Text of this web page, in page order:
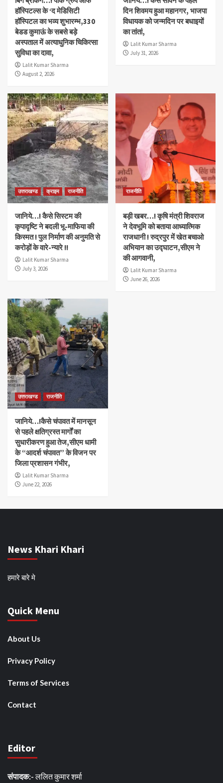
हॉस्पिटल्स के ‘द मेडिसिटी
हॉस्पिटल का भव्य शुभारम्भ,330
बेडड कुमाऊं के सबसे बड़े
अस्पताल में अत्याधुनिक चिकित्सा
सुविधा का दावा,
Lalit Kumar Sharma
August 2, 2026
दिन शिवमय हुआ महानगर, भाजपा
विधायक को जन्मदिन पर बधाइयों
का तांतां,
Lalit Kumar Sharma
July 31, 2026
उत्तराखण्ड क्राइम राजनीति
जानिये…! कैसे सिस्टम की
कृपादृष्टि ने बदली भू-माफिया की
किस्मत ! पुल निर्माण की अनुमति से
करोड़ों के वारे-न्यारे !!
Lalit Kumar Sharma
July 3, 2026
राजनीति
बड़ी खबर…! कृषि मंत्री शिवराज
ने देवभूमि को बताया आध्यात्मिक
राजधानी ! रुद्रपुर में खेत बचाओ
अभियान का उद्घाटन,सीएम ने
की आगवानी,
Lalit Kumar Sharma
June 26, 2026
उत्तराखण्ड राजनीति
जानिये…!कैसे चंपावत में मानसून
से पहले क्षतिग्रस्त मार्गों का
सुधारीकरण हुआ तेज,सीएम धामी
के “आदर्श चंपावत” के विजन पर
जिला प्रशासन गंभीर,
Lalit Kumar Sharma
June 22, 2026
News Khari Khari
हमारे बारे मे
Quick Menu
About Us
Privacy Policy
Terms of Services
Contact
Editor
संपादक:-ललित कुमार शर्मा